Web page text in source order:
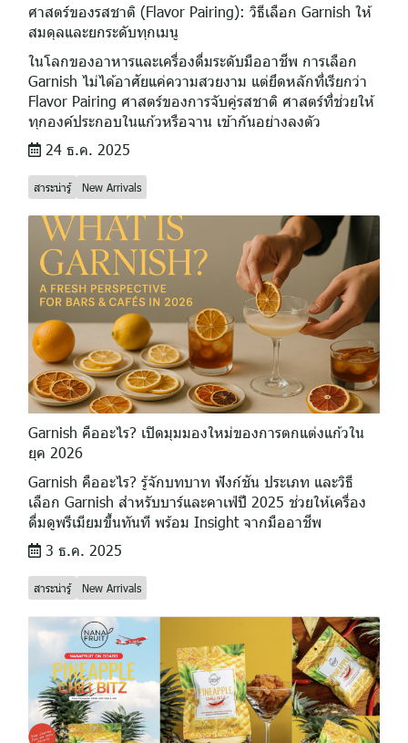
ศาสตร์ของรสชาติ (Flavor Pairing): วิธีเลือก Garnish ให้
สมดุลและยกระดับทุกเมนู
ในโลกของอาหารและเครื่องดื่มระดับมืออาชีพ การเลือก
Garnish ไม่ได้อาศัยแค่ความสวยงาม แต่ยึดหลักที่เรียกว่า
Flavor Pairing ศาสตร์ของการจับคู่รสชาติ ศาสตร์ที่ช่วยให้
ทุกองค์ประกอบในแก้วหรือจาน เข้ากันอย่างลงตัว
24 ธ.ค. 2025
สาระน่ารู้ New Arrivals
Garnish คืออะไร? เปิดมุมมองใหม่ของการตกแต่งแก้วใน
ยุค 2026
Garnish คืออะไร? รู้จักบทบาท ฟังก์ชัน ประเภท และวิธี
เลือก Garnish สำหรับบาร์และคาเฟ่ปี 2025 ช่วยให้เครื่อง
ดื่มดูพรีเมียมขึ้นทันที พร้อม Insight จากมืออาชีพ
3 ธ.ค. 2025
สาระน่ารู้ New Arrivals